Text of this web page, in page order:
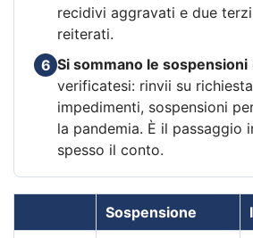
recidivi aggravati e due
reiterati.
6 Si sommano le sospensioni
verificatesi: rinvii su
impedimenti, sospensioni
la pandemia. È il passaggio
spesso il conto.
Sospensione